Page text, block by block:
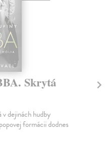
Skrytá
dejinách hudby
formácii dodnes